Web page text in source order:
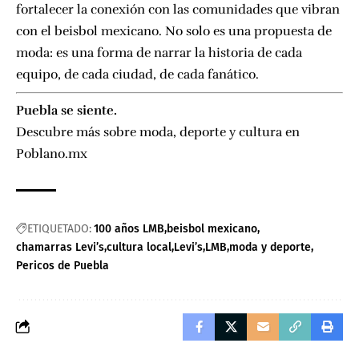
fortalecer la conexión con las comunidades que vibran
con el beisbol mexicano. No solo es una propuesta de
moda: es una forma de narrar la historia de cada
equipo, de cada ciudad, de cada fanático.
Puebla se siente.
Descubre más sobre moda, deporte y cultura en
Poblano.mx
ETIQUETADO:100 años LMB beisbol mexicano
chamarras Levi’scultura local Levi’s LMB moda y deporte
Pericos de Puebla